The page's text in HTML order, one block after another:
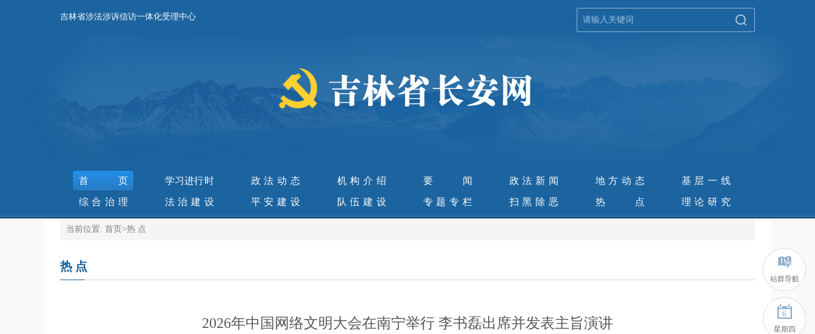
吉林省涉法涉诉信访一体化受理中心
首页 学习进行时 政法动态 机构介绍 要 闻 政法新闻 地方动态 基层一线
综合治理 法治建设 平安建设 队伍建设 专题专栏 扫黑除恶 热 点 理论研究
当前位置: 首页 >热 点
热 点
2026年中国网络文明大会在南宁举行 李书磊出席并发表主旨演讲
站群导航
6
星期四